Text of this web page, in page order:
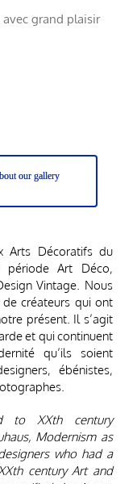
grand plaisir
Arts Décoratifs du
période Art Déco,
Vintage. Nous
créateurs qui ont
présent. Il s’agit
et qui continuent
qu’ils soient
ébénistes,
to XXth century
Modernism as
who had a